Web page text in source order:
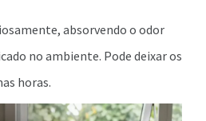
absorvendo o odor
no ambiente. Pode deixar os
horas.